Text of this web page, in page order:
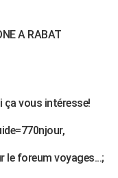
A RABAT
ça vous intéresse!
le foreum voyages...;